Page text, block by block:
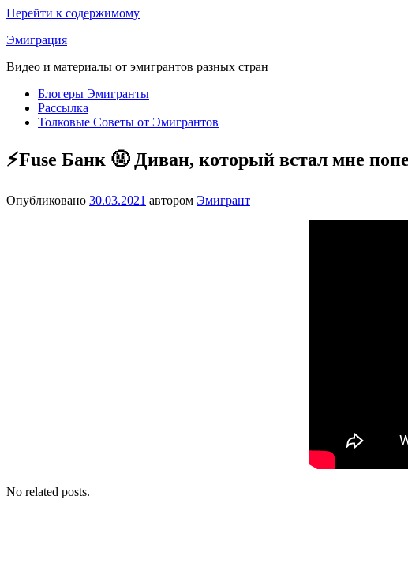
Перейти к содержимому
Эмиграция
Видео и материалы от эмигрантов разных стран
Блогеры Эмигранты
Рассылка
Толковые Советы от Эмигрантов
⚡Fuse Банк 🤬 Диван, который встал мне
Опубликовано 30.03.2021 автором Эмигрант
No related posts.